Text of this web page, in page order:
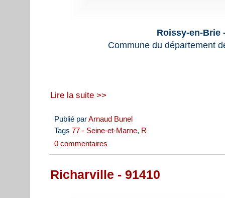
Roissy-en-Brie
Commune du département
Lire la suite >>
Publié parArnaud Bunel
Tags 77 - Seine-et-Marne, R
0 commentaires
Richarville - 91410